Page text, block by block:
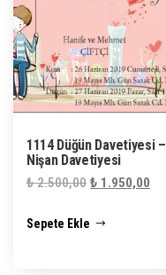
1114 Düğün Davetiyesi –
Nişan Davetiyesi
₺2.500,00 Orijinal
₺ 2.500,00.
₺ 1.950,00
Sepete Ekle